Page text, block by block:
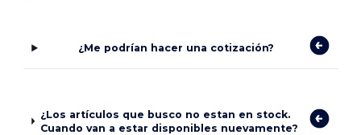
¿Me podrían hacer una cotización?
¿Los artículos que busco no estan en stock.
Cuando van a estar disponibles nuevamente?